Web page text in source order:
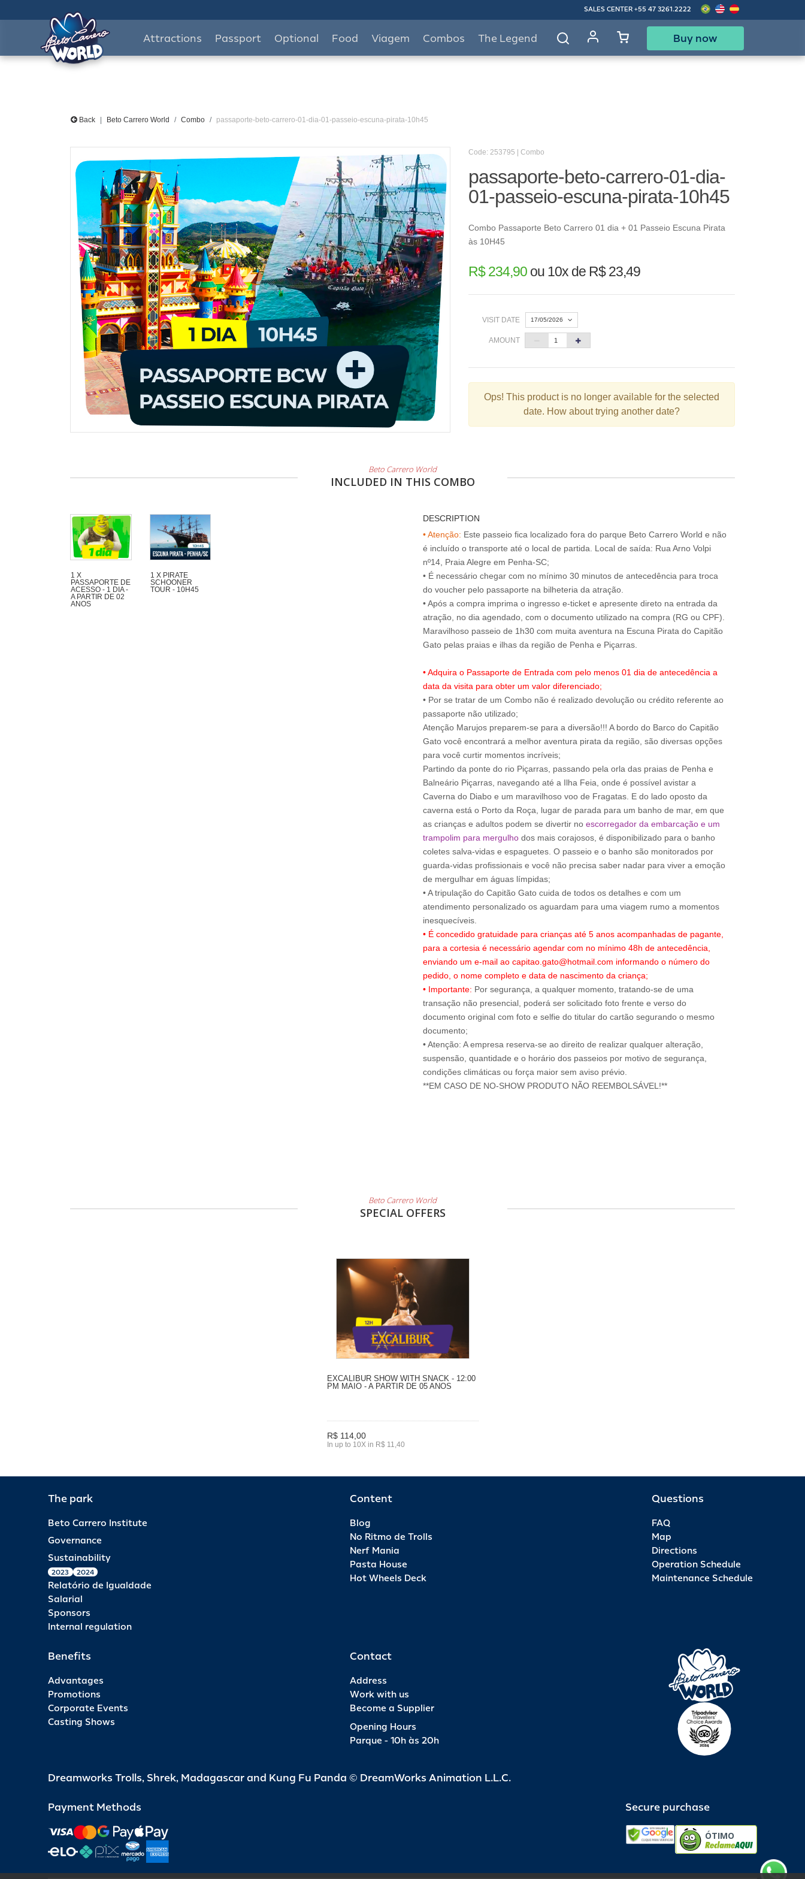
SALES CENTER +55 47 3261.2222
Attractions Passport Optional Food Viagem Combos The Legend Buy now
Back Beto Carrero World Combo passaporte-beto-carrero-01-dia-01-passeio-escuna-pirata-10h45
Code: 253795 | Combo
passaporte-beto-carrero-01-dia-
01-passeio-escuna-pirata-10h45
Combo Passaporte Beto Carrero 01 dia + 01 Passeio Escuna Pirata
às 10H45
R$ 234,90ou 10x de R$ 23,49
VISIT DATE 17/05/2026
1
2 3 4 5 6 7 8
AMOUNT
Ops! This product is no longer available for the selected
date. How about trying another date?
Beto Carrero World
INCLUDED IN THIS COMBO
1 X
PASSAPORTE DE
ACESSO - 1 DIA -
A PARTIR DE 02
ANOS
1 X PIRATE
SCHOONER
TOUR - 10H45
DESCRIPTION
• Atenção: Este passeio fica localizado fora do parque Beto Carrero World e não
é incluído o transporte até o local de partida. Local de saída: Rua Arno Volpi
nº14, Praia Alegre em Penha-SC;
• É necessário chegar com no mínimo 30 minutos de antecedência para troca
do voucher pelo passaporte na bilheteria da atração.
• Após a compra imprima o ingresso e-ticket e apresente direto na entrada da
atração, no dia agendado, com o documento utilizado na compra (RG ou CPF).
Maravilhoso passeio de 1h30 com muita aventura na Escuna Pirata do Capitão
• Adquira o Passaporte de Entrada com pelo menos 01 dia de antecedência a
data da visita para obter um valor diferenciado;
• Por se tratar de um Combo não é realizado devolução ou crédito referente ao
passaporte não utilizado;
Atenção Marujos preparem-se para a diversão!!! A bordo do Barco do Capitão
Gato você encontrará a melhor aventura pirata da região, são diversas opções
para você curtir momentos incríveis;
Partindo da ponte do rio Piçarras, passando pela orla das praias de Penha e
Balneário Piçarras, navegando até a Ilha Feia, onde é possível avistar a
Caverna do Diabo e um maravilhoso voo de Fragatas. E do lado oposto da
caverna está o Porto da Roça, lugar de parada para um banho de mar, em que
as crianças e adultos podem se divertir no escorregador da embarcação e um
trampolim para mergulhodos mais corajosos, é disponibilizado para o banho
coletes salva-vidas e espaguetes. O passeio e o banho são monitorados por
guarda-vidas profissionais e você não precisa saber nadar para viver a emoção
de mergulhar em águas límpidas;
• A tripulação do Capitão Gato cuida de todos os detalhes e com um
atendimento personalizado os aguardam para uma viagem rumo a momentos
• É concedido gratuidade para crianças até 5 anos acompanhadas de pagante,
para a cortesia é necessário agendar com no mínimo 48h de antecedência,
enviando um e-mail ao capitao.gato@hotmail.com informando o número do
pedido, o nome completo e data de nascimento da criança;
• Importante: Por segurança, a qualquer momento, tratando-se de uma
transação não presencial, poderá ser solicitado foto frente e verso do
documento original com foto e selfie do titular do cartão segurando o mesmo
documento;
• Atenção: A empresa reserva-se ao direito de realizar qualquer alteração,
suspensão, quantidade e o horário dos passeios por motivo de segurança,
condições climáticas ou força maior sem aviso prévio.
**EM CASO DE NO-SHOW PRODUTO NÃO REEMBOLSÁVEL!**
Beto Carrero World
SPECIAL OFFERS
EXCALIBUR SHOW WITH SNACK - 12:00
PM MAIO - A PARTIR DE 05 ANOS
R$ 114,00
In up to 10X in R$ 11,40
The park
Beto Carrero Institute
Governance
Sustainability
2023 2024
Relatório de Igualdade
Salarial
Sponsors
Internal regulation
Content
Blog
No Ritmo de Trolls
Nerf Mania
Pasta House
Hot Wheels Deck
Questions
FAQ
Map
Directions
Operation Schedule
Maintenance Schedule
Benefits
Advantages
Promotions
Corporate Events
Casting Shows
Contact
Address
Work with us
Become a Supplier
Opening Hours
Parque - 10h às 20h
Dreamworks Trolls, Shrek, Madagascar and Kung Fu Panda © DreamWorks Animation L.L.C.
Payment Methods Secure purchase
ÓTIMO